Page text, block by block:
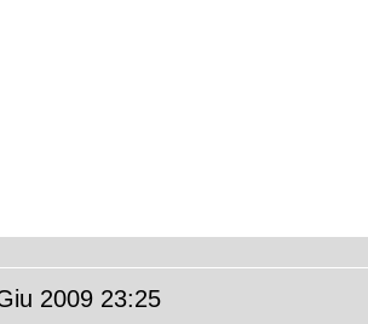
2009 23:25